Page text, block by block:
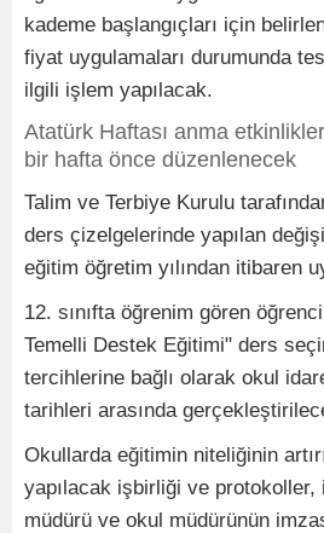
kademe başlangıçları için
fiyat uygulamaları durumunda
ilgili işlem yapılacak.
Atatürk Haftası anma
bir hafta önce düzenlenecek
Talim ve Terbiye Kurulu
ders çizelgelerinde yapılan
eğitim öğretim yılından itibaren
12. sınıfta öğrenim gören
Temelli Destek Eğitimi" ders
tercihlerine bağlı olarak okul
tarihleri arasında
Okullarda eğitimin niteliğinin
yapılacak işbirliği ve
müdürü ve okul müdürünün